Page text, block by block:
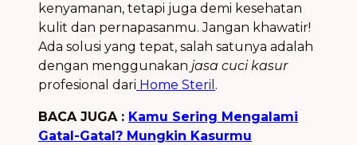
kenyamanan, tetapi juga demi kesehatan
kulit dan pernapasanmu. Jangan khawatir!
Ada solusi yang tepat, salah satunya adalah
dengan menggunakan jasa cuci kasur
profesional dari Home Steril .
BACA JUGA : Kamu Sering Mengalami
Gatal-Gatal? Mungkin Kasurmu